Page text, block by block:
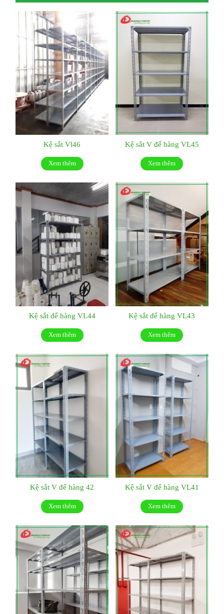
Kệ sắt Vl46
Xem thêm
Kệ sắt V để hàng VL45
Xem thêm
Kệ sắt để hàng VL44
Xem thêm
Kệ sắt để hàng VL43
Xem thêm
Kệ sắt V để hàng 42
Xem thêm
Kệ sắt V để hàng VL41
Xem thêm